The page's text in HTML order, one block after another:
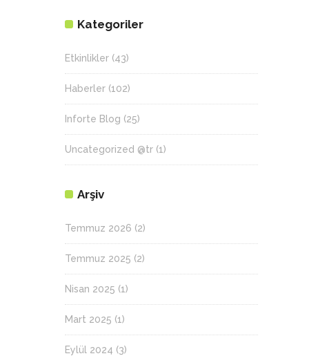
Kategoriler
Etkinlikler (43)
Haberler (102)
Inforte Blog (25)
Uncategorized @tr (1)
Arşiv
Temmuz 2026 (2)
Temmuz 2025 (2)
Nisan 2025 (1)
Mart 2025 (1)
Eylül 2024 (3)